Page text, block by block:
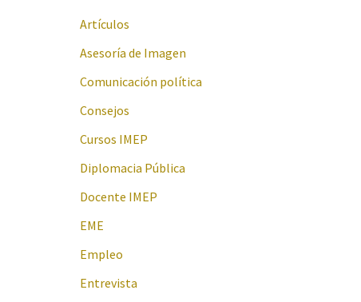
Artículos
Asesoría de Imagen
Comunicación política
Consejos
Cursos IMEP
Diplomacia Pública
Docente IMEP
EME
Empleo
Entrevista